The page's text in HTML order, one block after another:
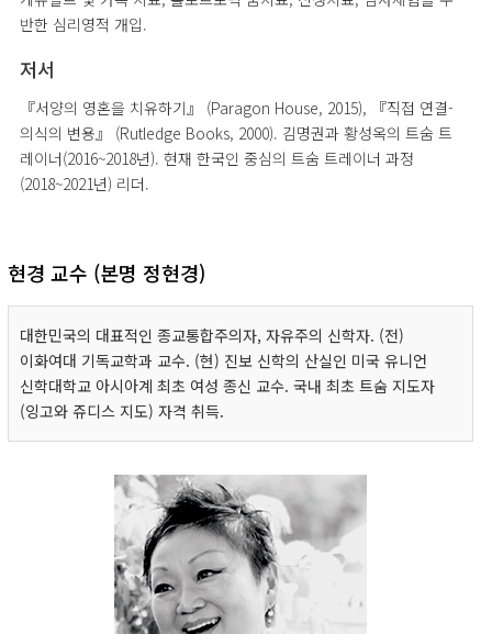
반한 심리영적 개입.
저서
『서양의 영혼을 치유하기』 (Paragon House, 2015), 『직접 연결-
의식의 변용』 (Rutledge Books, 2000). 김명권과 황성옥의 트숨 트
레이너(2016~2018년). 현재 한국인 중심의 트숨 트레이너 과정
(2018~2021년) 리더.
현경 교수 (본명 정현경)
대한민국의 대표적인 종교통합주의자, 자유주의 신학자. (전)
이화여대 기독교학과 교수. (현) 진보 신학의 산실인 미국 유니언
신학대학교 아시아계 최초 여성 종신 교수. 국내 최초 트숨 지도자
(잉고와 쥬디스 지도) 자격 취득.